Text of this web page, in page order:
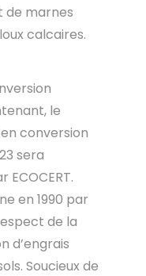
de marnes
calcaires.
le
conversion
sera
en 1990 par
de la
d’engrais
Soucieux de